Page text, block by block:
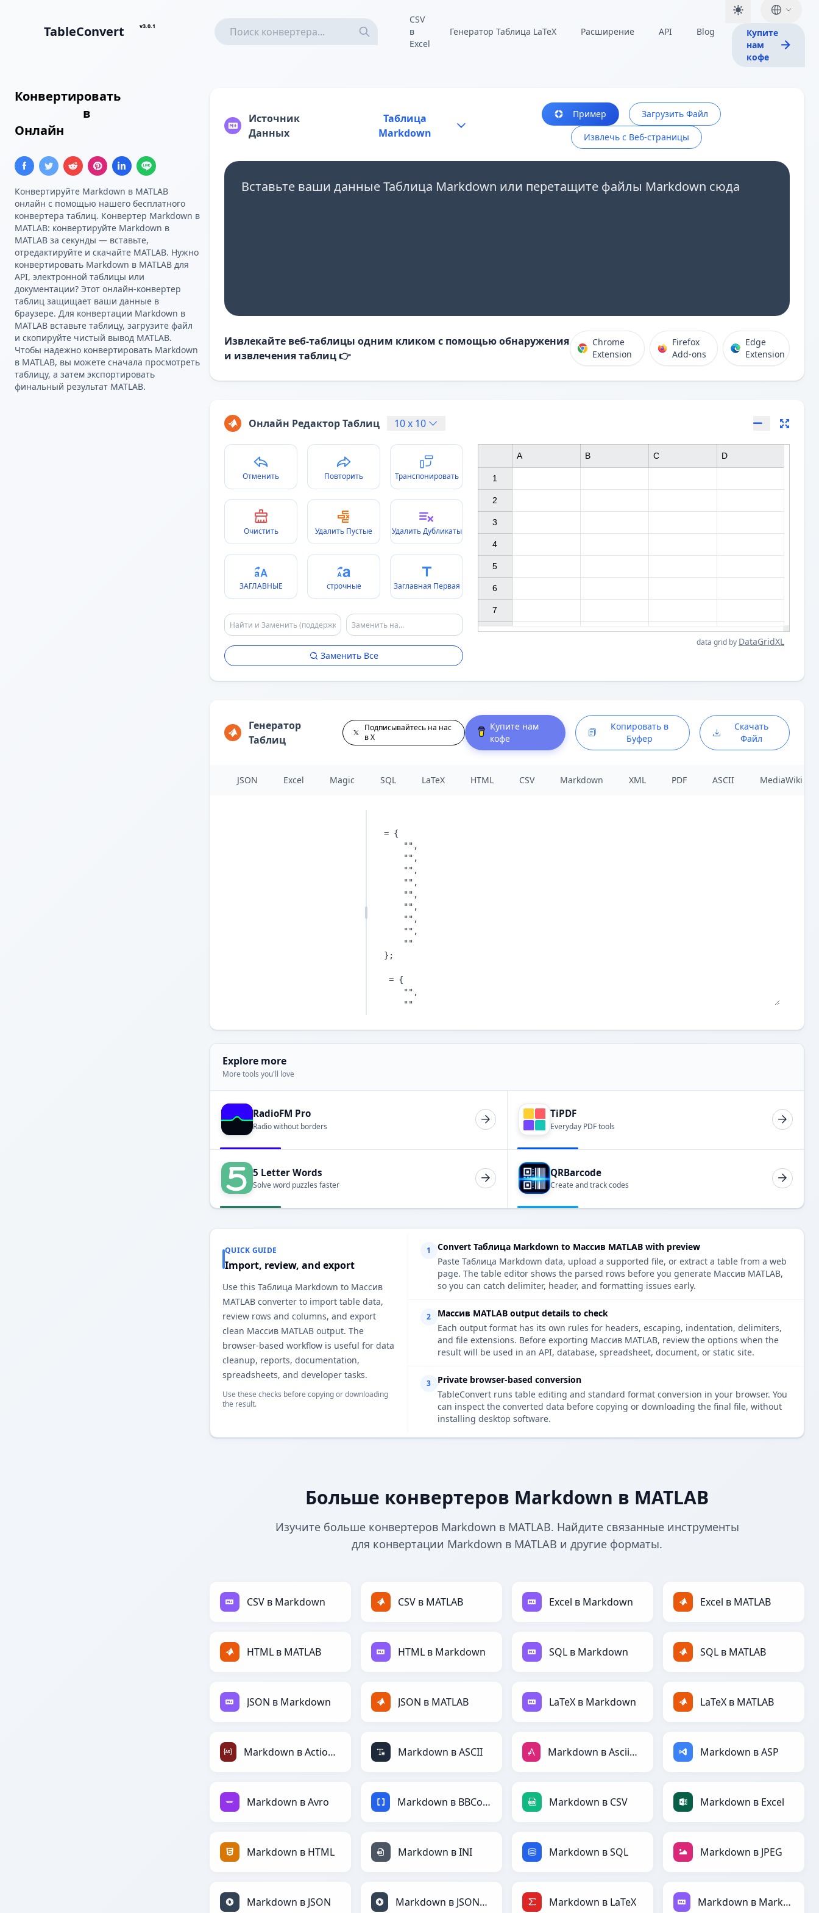
TableConvert v3.0.1
CSV
в
Excel
Генератор Таблица LaTeX Расширение API Blog
Купите
нам
кофе
Конвертировать
в
Онлайн
Конвертируйте Markdown в MATLAB
онлайн с помощью нашего бесплатного
конвертера таблиц. Конвертер Markdown в
MATLAB: конвертируйте Markdown в
MATLAB за секунды — вставьте,
отредактируйте и скачайте MATLAB. Нужно
конвертировать Markdown в MATLAB для
API, электронной таблицы или
документации? Этот онлайн-конвертер
таблиц защищает ваши данные в
браузере. Для конвертации Markdown в
MATLAB вставьте таблицу, загрузите файл
и скопируйте чистый вывод MATLAB.
Чтобы надежно конвертировать Markdown
в MATLAB, вы можете сначала просмотреть
таблицу, а затем экспортировать
финальный результат MATLAB.
Источник
Данных
Таблица
Markdown
Пример
Загрузить Файл
Извлечь с Веб-страницы
Вставьте ваши данные Таблица Markdown или перетащите файлы Markdown сюда
Извлекайте веб-таблицы одним кликом с помощью обнаружения
и извлечения таблиц 👉
Chrome
Extension
Firefox
Add-ons
Edge
Extension
Онлайн Редактор Таблиц 10x 10
Отменить Повторить Транспонировать
Очистить Удалить Пустые Удалить Дубликаты
ЗАГЛАВНЫЕ строчные Заглавная Первая
Заменить Все
data grid by DataGridXL
1
2
3
4
5
6
7
A B C D
Генератор
Таблиц
Подписывайтесь на нас
в X
Купите нам
кофе
Копировать в
Буфер
Скачать
Файл
JSON Excel Magic SQL LaTeX HTML CSV Markdown XML PDF ASCII MediaWiki
Explore more
More tools you'll love
RadioFM Pro
Radio without borders
TiPDF
Everyday PDF tools
5 Letter Words
Solve word puzzles faster
QRBarcode
Create and track codes
QUICK GUIDE
Import, review, and export
Use this Таблица Markdown to Массив
MATLAB converter to import table data,
review rows and columns, and export
clean Массив MATLAB output. The
browser-based workflow is useful for data
cleanup, reports, documentation,
spreadsheets, and developer tasks.
Use these checks before copying or downloading
the result.
1
Convert Таблица Markdown to Массив MATLAB with preview
Paste Таблица Markdown data, upload a supported file, or extract a table from a web
page. The table editor shows the parsed rows before you generate Массив MATLAB,
so you can catch delimiter, header, and formatting issues early.
2
Массив MATLAB output details to check
Each output format has its own rules for headers, escaping, indentation, delimiters,
and file extensions. Before exporting Массив MATLAB, review the options when the
result will be used in an API, database, spreadsheet, document, or static site.
3
Private browser-based conversion
TableConvert runs table editing and standard format conversion in your browser. You
can inspect the converted data before copying or downloading the final file, without
installing desktop software.
Больше конвертеров Markdown в MATLAB
Изучите больше конвертеров Markdown в MATLAB. Найдите связанные инструменты
для конвертации Markdown в MATLAB и другие форматы.
CSV в Markdown CSV в MATLAB Excel в Markdown Excel в MATLAB
HTML в MATLAB HTML в Markdown SQL в Markdown SQL в MATLAB
JSON в Markdown JSON в MATLAB LaTeX в Markdown LaTeX в MATLAB
Markdown в ActionScript Markdown в ASCII Markdown в AsciiDoc Markdown в ASP
Markdown в Avro Markdown в BBCode Markdown в CSV Markdown в Excel
Markdown в HTML Markdown в INI Markdown в SQL Markdown в JPEG
Markdown в JSON Markdown в JSONLines Markdown в LaTeX Markdown в Markdown